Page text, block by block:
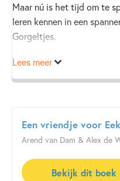
Maar nú is het tijd om te
leren kennen in een
Gorgeltjes.
Groot kartonboek met
Myjer. Met prachtige
Lees meer
Een vriendje voor
Arend van Dam & Alex de
Bekijk dit boek